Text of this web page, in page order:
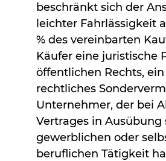
beschränkt sich der
leichter Fahrlässigkeit
% des vereinbarten
Käufer eine juristische
öffentlichen Rechts,
rechtliches
Unternehmer, der bei
Vertrages in Ausübung
gewerblichen oder
beruflichen Tätigkeit